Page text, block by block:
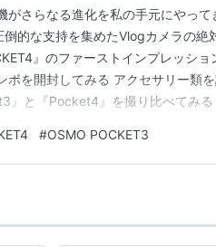
がさらなる進化を私の手元にやっ
倒的な支持を集めたVlogカメラの絶
』のファーストインプレッシ
ボを開封してみる アクセサリー類
』と『Pocket4』を撮り比べてみ
って使い勝手は向上したのか カ…
#OSMO POCKET3